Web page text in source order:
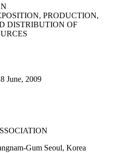
PRODUCTION,
DISTRIBUTION OF
June, 2009
Gum Seoul, Korea